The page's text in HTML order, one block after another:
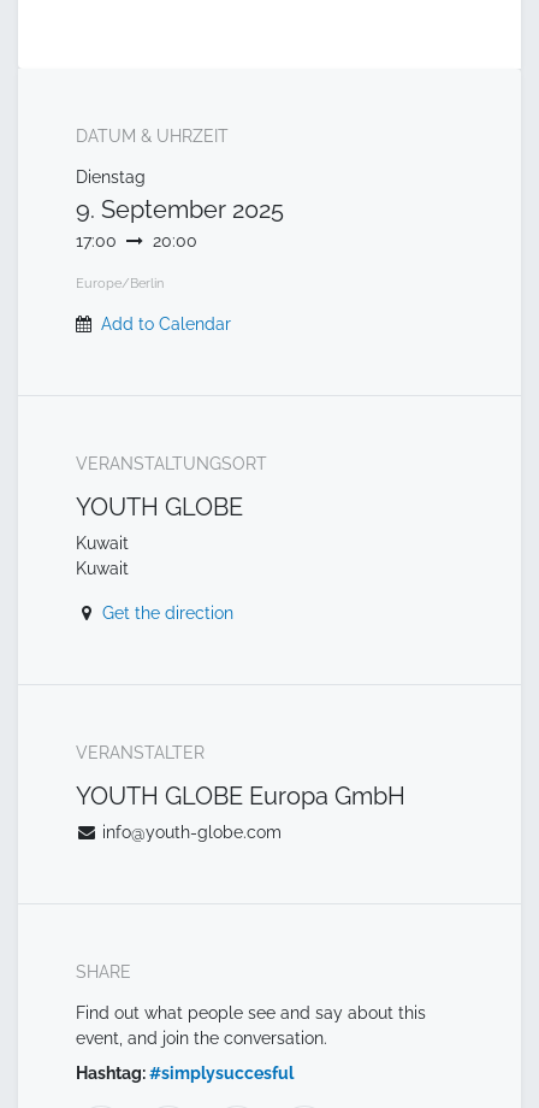
DATUM & UHRZEIT
Dienstag
9. September 2025
17:00 20:00
Europe/Berlin
Add to Calendar
VERANSTALTUNGSORT
YOUTH GLOBE
Kuwait
Kuwait
Get the direction
VERANSTALTER
YOUTH GLOBE Europa GmbH
info@youth-globe.com
SHARE
Find out what people see and say about this
event, and join the conversation.
Hashtag:#simplysuccesful